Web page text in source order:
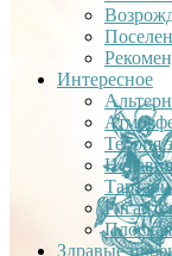
Интересное
Теория
Гиганты
Здравые